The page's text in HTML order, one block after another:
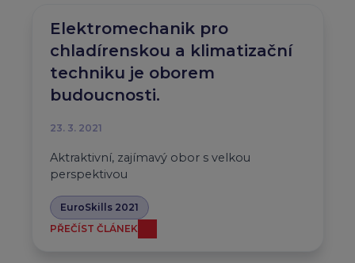
Elektromechanik pro
chladírenskou a klimatizační
techniku je oborem
budoucnosti.
23. 3. 2021
Aktraktivní, zajímavý obor s velkou
perspektivou
EuroSkills 2021
PŘEČÍST ČLÁNEK